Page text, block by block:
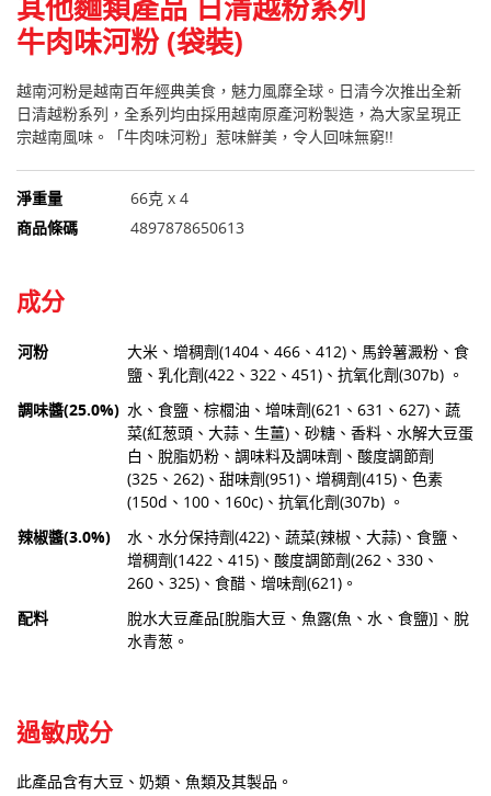
牛肉味河粉 (袋裝)
越南河粉是越南百年經典美食，魅力風靡全球。日清今次推出全新
日清越粉系列，全系列均由採用越南原產河粉製造，為大家呈現正
宗越南風味。「牛肉味河粉」惹味鮮美，令人回味無窮!!
淨重量
66克 x 4
商品條碼
4897878650613
成分
河粉
大米、增稠劑(1404、466、412)、馬鈴薯澱粉、食
鹽、乳化劑(422、322、451)、抗氧化劑(307b) 。
調味醬(25.0%) 水、食鹽、棕櫚油、增味劑(621、631、627)、蔬
菜(紅葱頭、大蒜、生薑)、砂糖、香料、水解大豆蛋
白、脫脂奶粉、調味料及調味劑、酸度調節劑
(325、262)、甜味劑(951)、增稠劑(415)、色素
(150d、100、160c)、抗氧化劑(307b) 。
辣椒醬(3.0%)
水、水分保持劑(422)、蔬菜(辣椒、大蒜)、食鹽、
增稠劑(1422、415)、酸度調節劑(262、330、
260、325)、食醋、增味劑(621)。
配料
脫水大豆產品[脫脂大豆、魚露(魚、水、食鹽)]、脫
水青葱。
過敏成分
此產品含有大豆、奶類、魚類及其製品。